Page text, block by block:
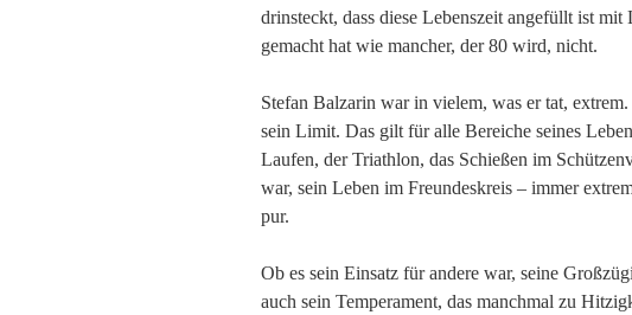
drinsteckt, dass diese Lebenszeit angefüllt ist mit
gemacht hat wie mancher, der 80 wird, nicht.
Stefan Balzarin war in vielem, was er tat,
sein Limit. Das gilt für alle Bereiche seines
Laufen, der Triathlon, das Schießen im
war, sein Leben im Freundeskreis – immer
pur.
Ob es sein Einsatz für andere war, seine
auch sein Temperament, das manchmal zu